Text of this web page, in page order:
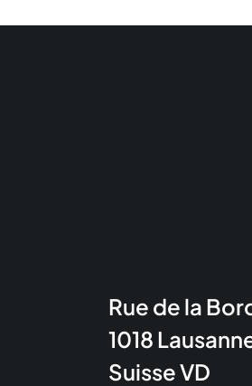
Rue de la
1018
SuisseVD